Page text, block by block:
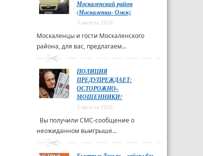
Москаленский район
(Москаленки- Омск)
3 августа 2026
Москаленцы и гости Москаленского
района, для вас, предлагаем...
ПОЛИЦИЯ
ПРЕДУПРЕЖДАЕТ:
ОСТОРОЖНО–
МОШЕННИКИ!
3 августа 2026
Вы получили СМС-сообщение о
неожиданном выигрыше...